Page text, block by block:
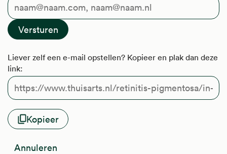
Liever zelf een e-mail opstellen? Kopieer en plak dan deze
link:
Kopieer
Annuleren